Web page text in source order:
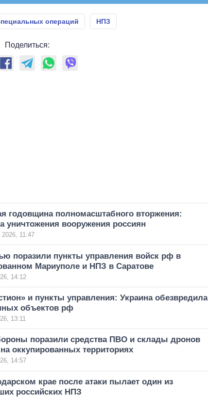
операций НПЗ
Поделиться:
годовщина полномасштабного вторжения:
уничтожения вооружения россиян
11:47
поразили пункты управления войск рф в
Мариуполе и НПЗ в Саратове
14:12
и пункты управления: Украина обезвредила
объектов рф
13:11
поразили средства ПВО и склады дронов
оккупированных территориях
14:57
крае после атаки пылает один из
российских НПЗ